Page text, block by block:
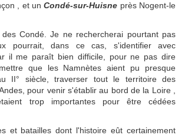
, et unCondé-sur-Huisne près Nogent-le
Condé. Je ne rechercherai pourtant pas
pourrait, dans ce cas, s'identifier avec
il me paraît bien difficile, pour ne pas dire
que les Namnètes aient pu presque
II° siècle, traverser tout le territoire des
pour venir s'établir au bord de la Loire ,
trop importantes pour être cédées
et batailles dont l'histoire eût certainement